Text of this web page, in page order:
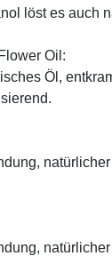
löst es auch
Oil:
Öl,
natürlicher
natürlicher